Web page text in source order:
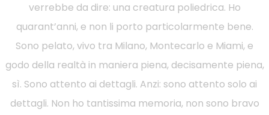
verrebbe da dire: una creatura poliedrica. Ho
quarant’anni, e non li porto particolarmente bene.
Sono pelato, vivo tra Milano, Montecarlo e Miami, e
godo della realtà in maniera piena, decisamente piena,
sì. Sono attento ai dettagli. Anzi: sono attento solo ai
dettagli. Non ho tantissima memoria, non sono bravo